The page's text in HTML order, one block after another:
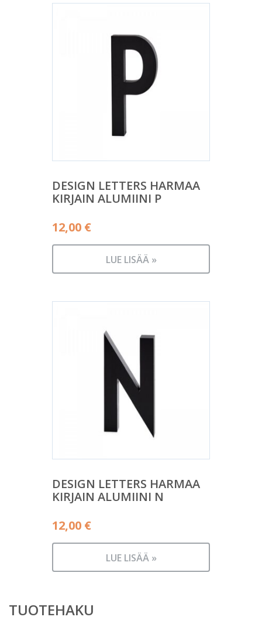
DESIGN LETTERS HARMAA
KIRJAIN ALUMIINI P
12,00 €
LUE LISÄÄ »
DESIGN LETTERS HARMAA
KIRJAIN ALUMIINI N
12,00 €
LUE LISÄÄ »
TUOTEHAKU